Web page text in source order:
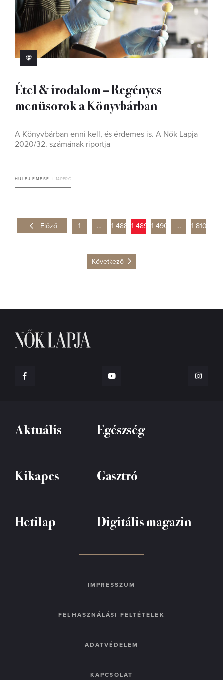
Étel & irodalom – Regényes
menüsorok a Könyvbárban
A Könyvbárban enni kell, és érdemes is. A Nők Lapja
2020/32. számának riportja.
HULEJ EMESE 14 PERC
Előző 1 … 1 488 1 489 1 490 … 1 810
Következő
Aktuális Egészség
Kikapcs Gasztró
Hetilap Digitális magazin
IMPRESSZUM
FELHASZNÁLÁSI FELTÉTELEK
ADATVÉDELEM
KAPCSOLAT